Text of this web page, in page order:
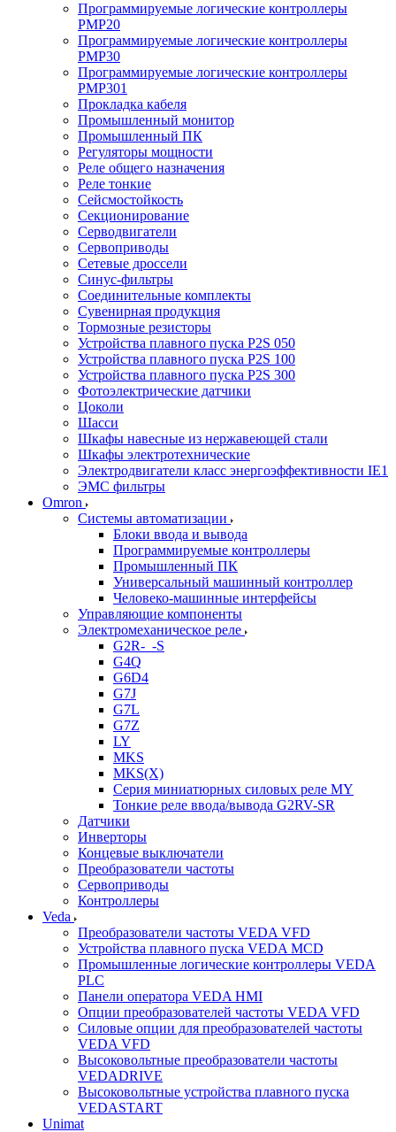
Программируемые логические контроллеры
PMP20
Программируемые логические контроллеры
PMP30
Программируемые логические контроллеры
PMP301
Прокладка кабеля
Промышленный монитор
Промышленный ПК
Регуляторы мощности
Реле общего назначения
Реле тонкие
Сейсмостойкость
Секционирование
Серводвигатели
Сервоприводы
Сетевые дроссели
Синус-фильтры
Соединительные комплекты
Сувенирная продукция
Тормозные резисторы
Устройства плавного пуска P2S 050
Устройства плавного пуска P2S 100
Устройства плавного пуска P2S 300
Фотоэлектрические датчики
Цоколи
Шасси
Шкафы навесные из нержавеющей стали
Шкафы электротехнические
Электродвигатели класс энергоэффективности IE1
ЭМС фильтры
Omron
Системы автоматизации
Блоки ввода и вывода
Программируемые контроллеры
Промышленный ПК
Универсальный машинный контроллер
Человеко-машинные интерфейсы
Управляющие компоненты
Электромеханическое реле
G2R-_-S
G4Q
G6D4
G7J
G7L
G7Z
LY
MKS
MKS(X)
Серия миниатюрных силовых реле MY
Тонкие реле ввода/вывода G2RV-SR
Датчики
Инверторы
Концевые выключатели
Преобразователи частоты
Сервоприводы
Контроллеры
Veda
Преобразователи частоты VEDA VFD
Устройства плавного пуска VEDA MCD
Промышленные логические контроллеры VEDA
PLC
Панели оператора VEDA HMI
Опции преобразователей частоты VEDA VFD
Силовые опции для преобразователей частоты
VEDA VFD
Высоковольтные преобразователи частоты
VEDADRIVE
Высоковольтные устройства плавного пуска
VEDASTART
Unimat